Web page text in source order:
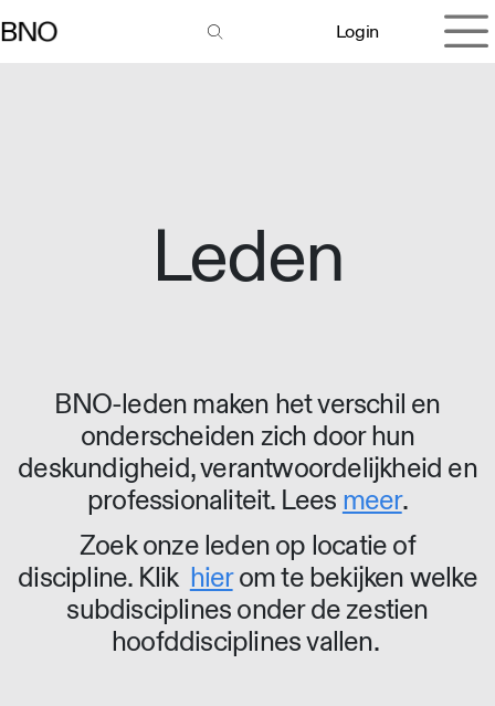
Login
Leden
BNO-leden maken het verschil en
onderscheiden zich door hun
deskundigheid, verantwoordelijkheid en
professionaliteit. Lees meer.
Zoek onze leden op locatie of
discipline. Klik hierom te bekijken welke
subdisciplines onder de zestien
hoofddisciplines vallen.